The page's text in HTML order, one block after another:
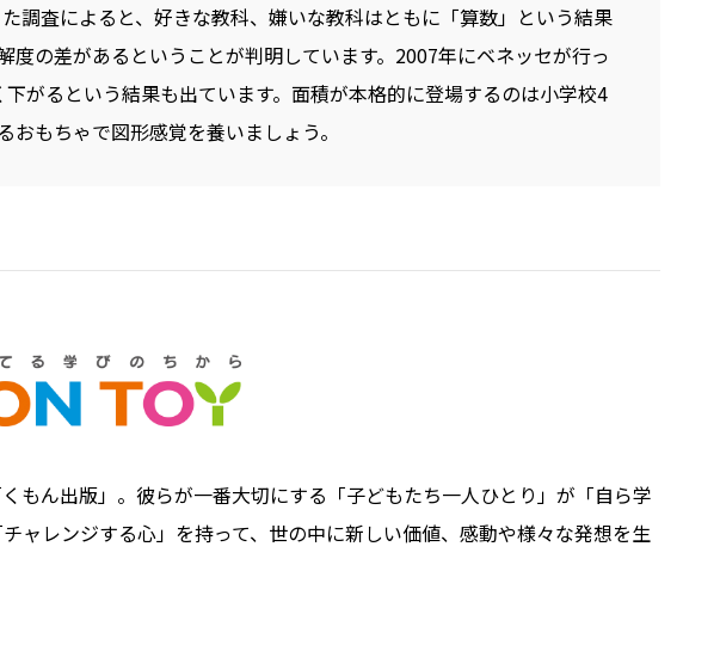
調査によると、好きな教科、嫌いな教科はともに「算数」という結果
度の差があるということが判明しています。2007年にベネッセが行っ
がるという結果も出ています。面積が本格的に登場するのは小学校4
もちゃで図形感覚を養いましょう。
もん出版」。彼らが一番大切にする「子どもたち一人ひとり」が「自ら学
ャレンジする心」を持って、世の中に新しい価値、感動や様々な発想を生